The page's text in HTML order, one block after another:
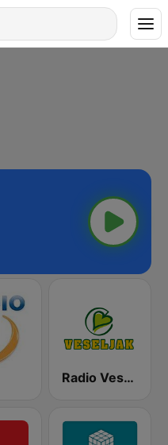
Radio Veseljak